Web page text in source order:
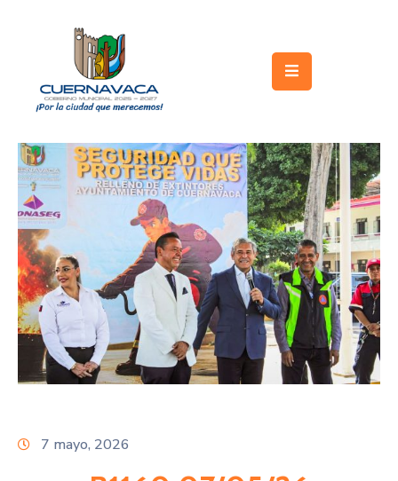
Gobierno
Turismo
Trámites
y
Servicios
Licitaciones
Transparencia
Directorio
7 mayo, 2026